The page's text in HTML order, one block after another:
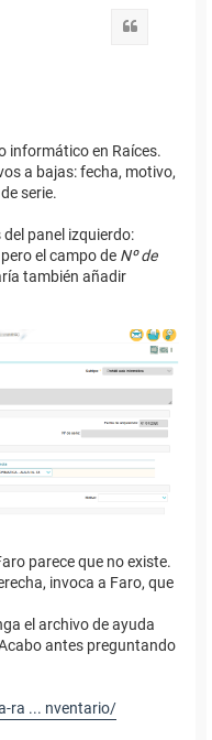
informático en Raíces.
a bajas: fecha, motivo,
serie.
panel izquierdo:
el campo de Nº de
también añadir
parece que no existe.
invoca a Faro, que
el archivo de ayuda
antes preguntando
ra ... nventario/